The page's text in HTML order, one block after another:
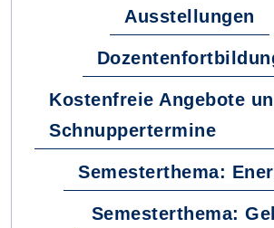
Ausstellungen
Kostenfreie Angebote
Schnuppertermine
Semesterthema:
Semesterthema: